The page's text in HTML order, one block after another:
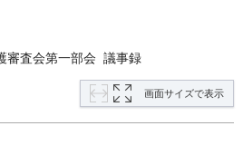
審査会第一部会 議事録
画面サイズで表示